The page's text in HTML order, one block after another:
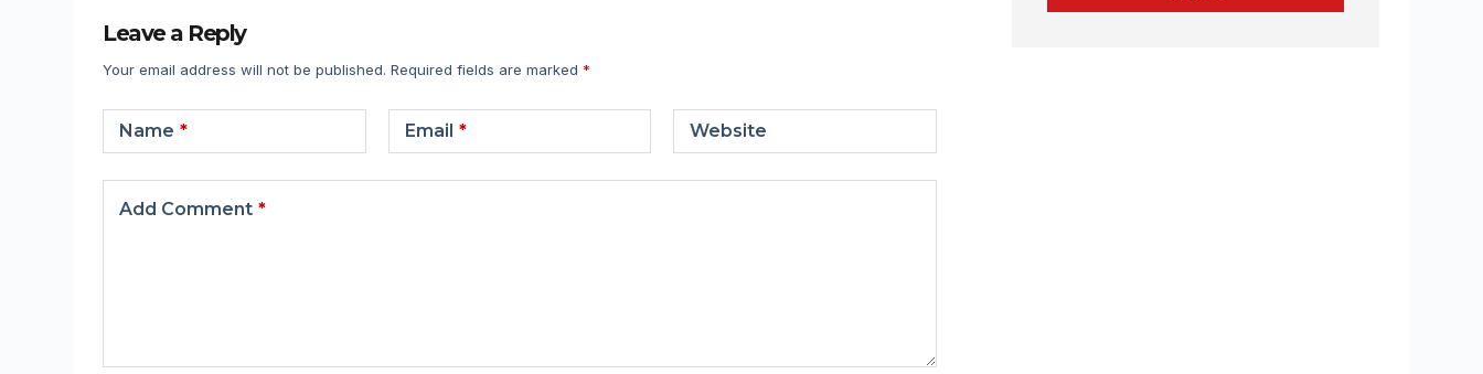
Leave a Reply
Your email address will not be published. Required fields are marked *
Name * Email * Website
Add Comment *